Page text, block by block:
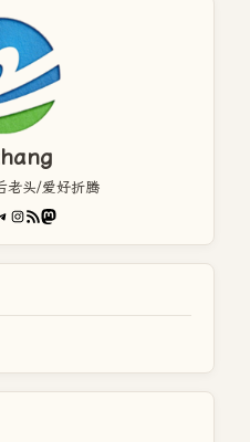
老头/爱好折腾
Instagram
RSS FeedMastodon